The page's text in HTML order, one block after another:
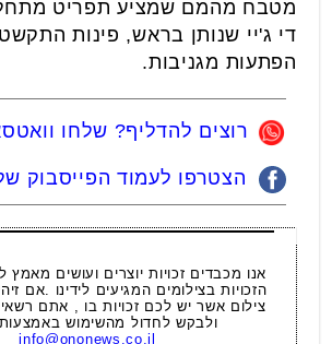
מטבח מהמם שמציע תפריט
די ג'יי שנותן בראש, פינות
הפתעות מגניבות.
רוצים להדליף? שלחו
הצטרפו לעמוד הפייסבוק של
אנו מכבדים זכויות יוצרים ועושים
הזכויות בצילומים המגיעים לידינו .אם
צילום אשר יש לכם זכויות בו , אתם
ולבקש לחדול מהשימוש
info@ononews.co.il